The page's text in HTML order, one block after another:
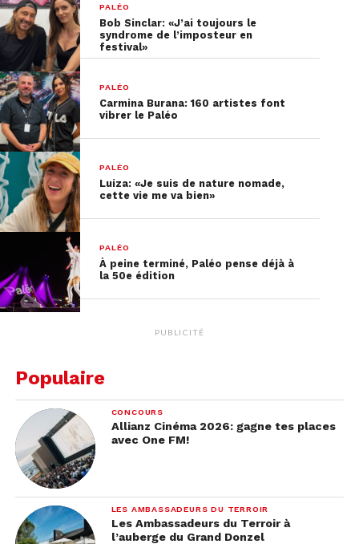
Toutes les interviews de cette édition 2025 de
Paléo sont à retrouver
PALÉO
Bob Sinclar: «J’ai toujours le
syndrome de l’imposteur en
festival»
PALÉO
Carmina Burana: 160 artistes font
vibrer le Paléo
PALÉO
Luiza: «Je suis de nature nomade,
cette vie me va bien»
PALÉO
À peine terminé, Paléo pense déjà à
la 50e édition
PUBLICITÉ
Populaire
CONCOURS
Allianz Cinéma 2026: gagne tes places
avec One FM!
LES AMBASSADEURS DU TERROIR
Les Ambassadeurs du Terroir à
l’auberge du Grand Donzel